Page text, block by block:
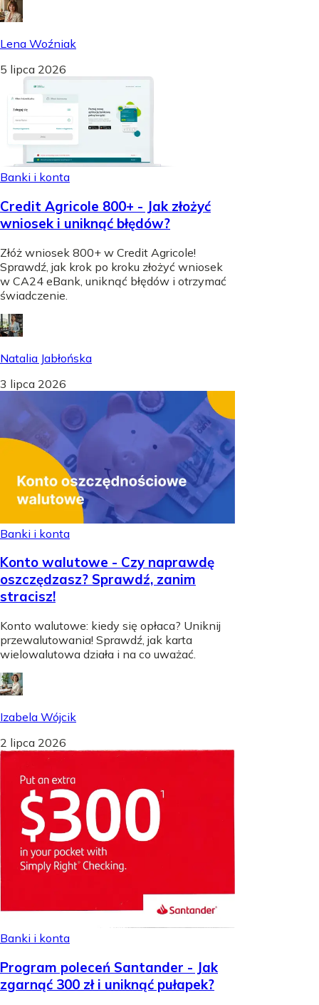
Lena Woźniak
5 lipca 2026
Banki i konta
Credit Agricole 800+ - Jak złożyć
wniosek i uniknąć błędów?
Złóż wniosek 800+ w Credit Agricole!
Sprawdź, jak krok po kroku złożyć wniosek
w CA24 eBank, uniknąć błędów i otrzymać
świadczenie.
Natalia Jabłońska
3 lipca 2026
Banki i konta
Konto walutowe - Czy naprawdę
oszczędzasz? Sprawdź, zanim
stracisz!
Konto walutowe: kiedy się opłaca? Uniknij
przewalutowania! Sprawdź, jak karta
wielowalutowa działa i na co uważać.
Izabela Wójcik
2 lipca 2026
Banki i konta
Program poleceń Santander - Jak
zgarnąć 300 zł i uniknąć pułapek?